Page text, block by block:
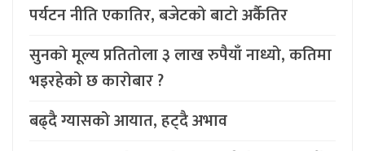
पर्यटन नीति एकातिर, बजेटको बाटो अर्कैतिर
सुनको मूल्य प्रतितोला ३ लाख रुपैयाँ नाध्यो, कतिमा
भइरहेको छ कारोबार ?
बढ्दै ग्यासको आयात, हट्दै अभाव